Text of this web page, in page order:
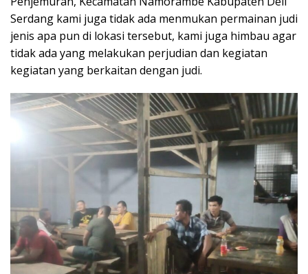
Serdang kami juga tidak ada menmukan permainan judi
jenis apa pun di lokasi tersebut, kami juga himbau agar
tidak ada yang melakukan perjudian dan kegiatan
kegiatan yang berkaitan dengan judi.